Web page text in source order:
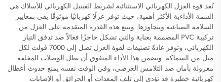
تُعد قوة العزل الكهربائي الاستثنائية لشريط الفينيل الكهربائي للأسلاك هي
السمة الأداءية الأكثر أهمية، حيث توفر عزلًا كهربائيًا موثوقًا يفي بمعايير
السلامة الصناعية ويتجاوزها. وتنبع هذه القدرة المتقدمة على العزل من
تركيبة PVC المصممة بعناية والتي تشكل حاجزًا فعالاً ضد تدفق التيار
الكهربائي، وتوفر عادةً تصنيفات لقوة العزل تصل إلى 7000 فولت لكل
ميل من السماكة. ويضمن هذا الأداء المتفوق أن تظل الوصلات المغلفة
معزولة بأمان ضد التلامس العرضي، وفي الوقت نفسه يمنع حدوث أعطال
كهربائية خطيرة قد تؤدي إلى تلف المعدات أو الحرائق أو الإصابات